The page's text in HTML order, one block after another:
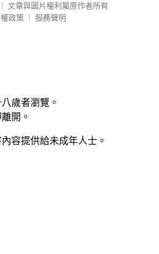
文章與圖片權利屬原作者所有
政策
服務聲明
歲者瀏覽。
開。
容提供給未成年人士。